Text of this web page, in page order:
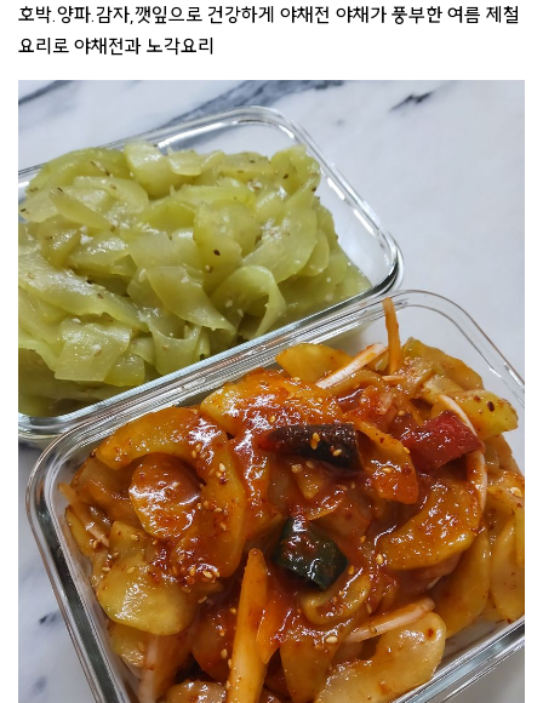
호박.양파.감자,깻잎으로 건강하게 야채전 야채가 풍부한 여름 제철
요리로 야채전과 노각요리